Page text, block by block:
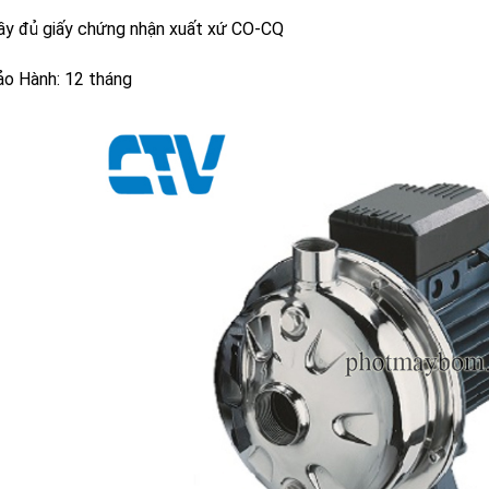
đủ giấy chứng nhận xuất xứ CO-CQ
Hành: 12 tháng